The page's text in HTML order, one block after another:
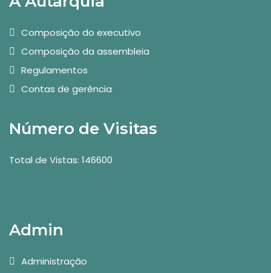
Composição do executivo
Composição da assembleia
Regulamentos
Contas de gerência
Número de Visitas
Total de Vistas: 146600
Admin
Administração